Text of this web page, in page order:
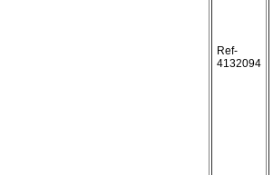
Ref-
4132094